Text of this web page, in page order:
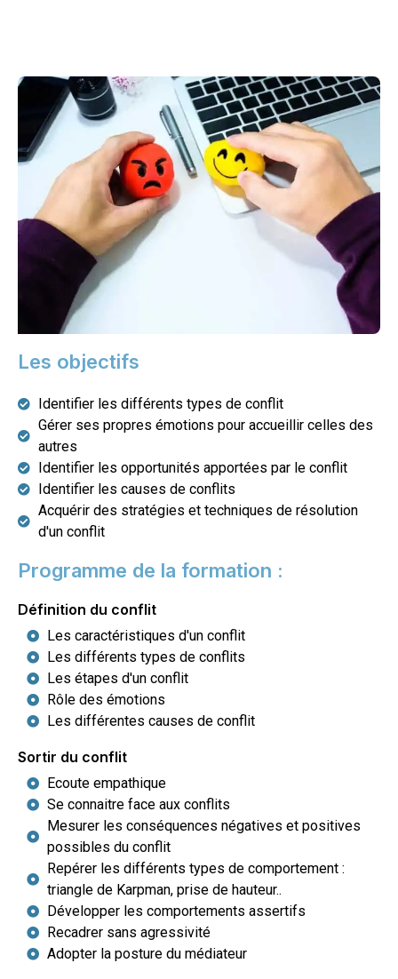
Les objectifs
Identifier les différents types de conflit
Gérer ses propres émotions pour accueillir celles des
autres
Identifier les opportunités apportées par le conflit
Identifier les causes de conflits
Acquérir des stratégies et techniques de résolution
d'un conflit
Programme de la formation :
Définition du conflit
Les caractéristiques d'un conflit
Les différents types de conflits
Les étapes d'un conflit
Rôle des émotions
Les différentes causes de conflit
Sortir du conflit
Ecoute empathique
Se connaitre face aux conflits
Mesurer les conséquences négatives et positives
possibles du conflit
Repérer les différents types de comportement :
triangle de Karpman, prise de hauteur..
Développer les comportements assertifs
Recadrer sans agressivité
Adopter la posture du médiateur